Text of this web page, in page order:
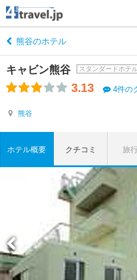
熊谷のホテル
キャビン熊谷 スタンダードホテ
3.13 4件の
熊谷
ホテル概要 クチコミ 旅